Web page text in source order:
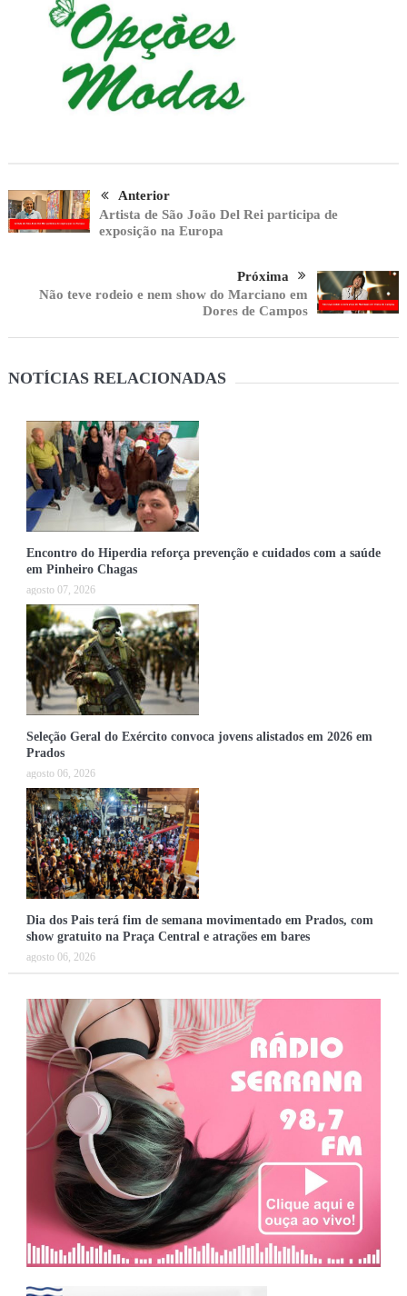
Anterior
Artista de São João Del Rei participa de
exposição na Europa
Próxima
Não teve rodeio e nem show do Marciano em
Dores de Campos
NOTÍCIAS RELACIONADAS
Encontro do Hiperdia reforça prevenção e cuidados com a saúde
em Pinheiro Chagas
agosto 07, 2026
Seleção Geral do Exército convoca jovens alistados em 2026 em
Prados
agosto 06, 2026
Dia dos Pais terá fim de semana movimentado em Prados, com
show gratuito na Praça Central e atrações em bares
agosto 06, 2026